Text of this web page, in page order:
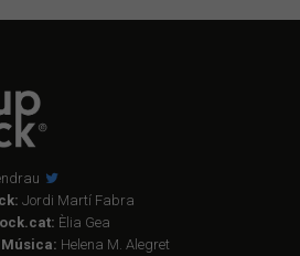
Jordi Martí Fabra
Èlia Gea
Helena M. Alegret